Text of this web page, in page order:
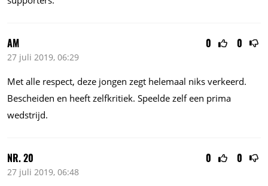
0 0
AM
27 juli 2019, 06:29
Met alle respect, deze jongen zegt helemaal niks verkeerd.
Bescheiden en heeft zelfkritiek. Speelde zelf een prima
wedstrijd.
0 0
NR. 20
27 juli 2019, 06:48